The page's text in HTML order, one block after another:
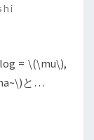
= \(\mu\),
と…